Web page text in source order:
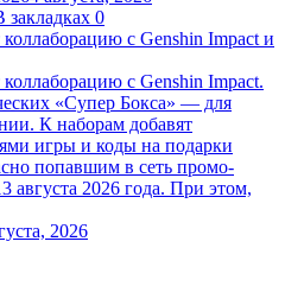
закладках 0
с Genshin Impact и
с Genshin Impact.
«Супер Бокса» — для
К наборам добавят
игры и коды на подарки
попавшим в сеть промо-
августа 2026 года. При этом,
2026